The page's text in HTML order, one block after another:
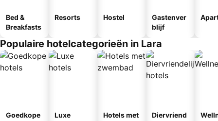
Bed &
Breakfasts
Resorts Hostel
Gastenver
blijf
Populaire hotelcategorieën in Lara
Goedkope
Luxe
Hotels met
Diervriend